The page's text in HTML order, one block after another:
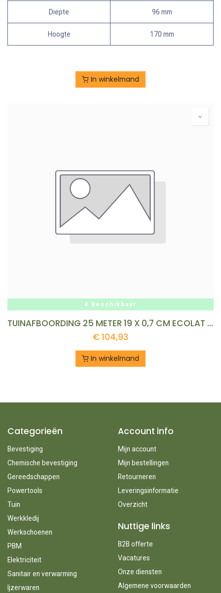
Diepte 96 mm
Hoogte 170 mm
In winkelmand
4 beschikbaar
TUINAFBOORDING 25 METER 19 X 0,7 CM ECOLAT BORDERRAND GRIJS 100% GERECYCLED REF:E2519 AVR
€104,93
In winkelmand
Categorieën
Bevestiging
Chemische bevestiging
Gereedschappen
Powertools
Tuin
Werkkledij
Werkschoenen
PBM
Elektriciteit
Sanitair en verwarming
Ijzerwaren
Account info
Mijn account
Mijn bestellingen
Retourneren
Leveringsinformatie
Overzicht
Nuttige links
B2B offerte
Vacatures
Onze diensten
Algemene voorwaarden